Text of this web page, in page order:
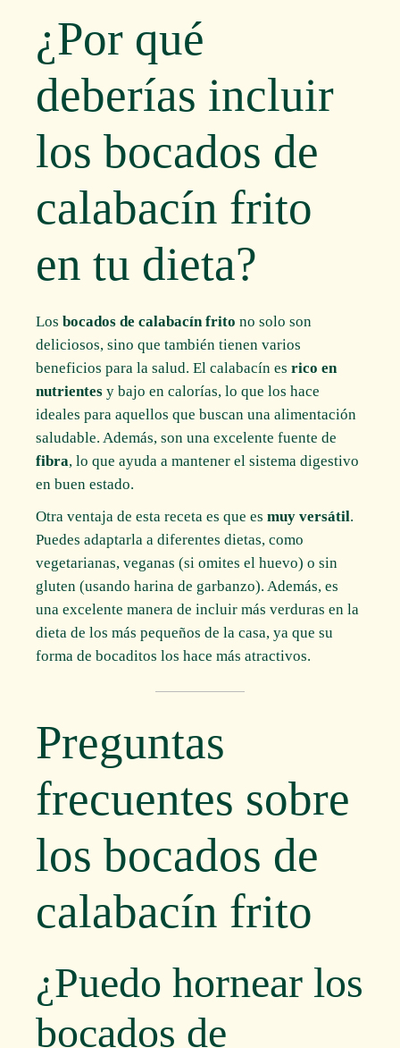
¿Por qué
deberías incluir
los bocados de
calabacín frito
en tu dieta?
Losbocados de calabacín frito no solo son
deliciosos, sino que también tienen varios
beneficios para la salud. El calabacín esrico en
nutrientes y bajo en calorías, lo que los hace
ideales para aquellos que buscan una alimentación
saludable. Además, son una excelente fuente de
fibra, lo que ayuda a mantener el sistema digestivo
en buen estado.
Otra ventaja de esta receta es que esmuy versátil.
Puedes adaptarla a diferentes dietas, como
vegetarianas, veganas (si omites el huevo) o sin
gluten (usando harina de garbanzo). Además, es
una excelente manera de incluir más verduras en la
dieta de los más pequeños de la casa, ya que su
forma de bocaditos los hace más atractivos.
Preguntas
frecuentes sobre
los bocados de
calabacín frito
¿Puedo hornear los
bocados de